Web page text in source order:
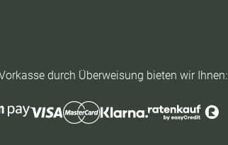
durch Überweisung bieten wir Ihnen: